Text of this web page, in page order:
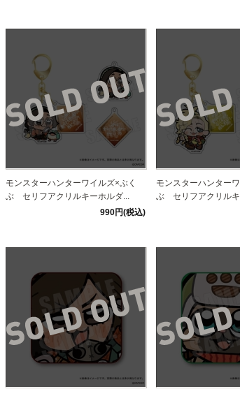
モンスターハンターワイルズ×ぶく
ぶ セリフアクリルキーホルダ...
990円(税込)
モンスターハンター
ぶ セリフアクリルキ